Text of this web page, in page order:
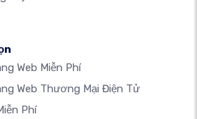
Web Miễn Phí
Web Thương Mại Điện Tử
Phí